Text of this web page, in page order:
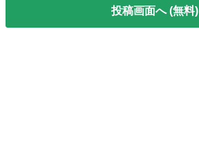
投稿画面へ (無料)